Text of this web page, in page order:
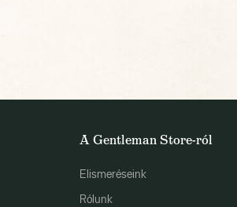
A Gentleman Store-ról
Elismeréseink
Rólunk